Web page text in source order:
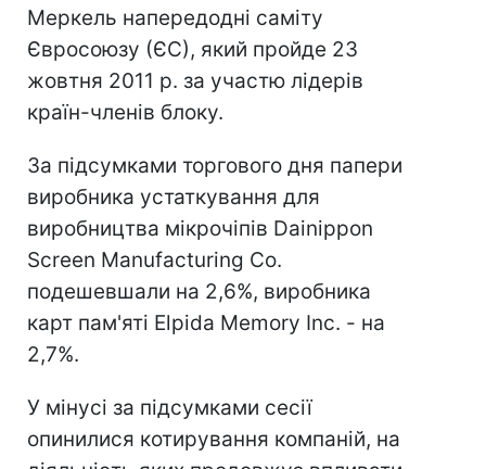
Меркель напередодні саміту
Євросоюзу (ЄС), який пройде 23
жовтня 2011 р. за участю лідерів
країн-членів блоку.
За підсумками торгового дня папери
виробника устаткування для
виробництва мікрочіпів Dainippon
Screen Manufacturing Co.
подешевшали на 2,6%, виробника
карт пам'яті Elpida Memory Inc. - на
2,7%.
У мінусі за підсумками сесії
опинилися котирування компаній, на